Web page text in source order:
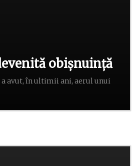
obișnuință
a avut, în ultimii ani, aerul unui